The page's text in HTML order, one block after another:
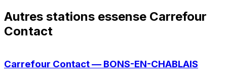
Autres stations essense Carrefour
Contact
Carrefour Contact — BONS-EN-CHABLAIS